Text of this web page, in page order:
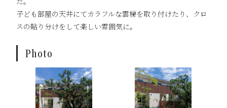
子ども部屋の天井にてカラフルな雲梯を取り付けたり、クロ
スの貼り分けをして楽しい雰囲気に。
Photo